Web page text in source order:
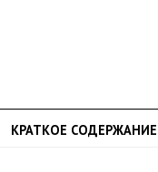
КРАТКОЕ СОДЕРЖАНИЕ